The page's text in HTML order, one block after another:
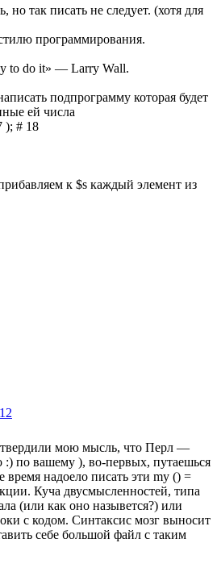
но так писать не следует. (хотя для
программирования.
to do it» — Larry Wall.
подпрограмму которая будет
ей числа
); # 18
к $s каждый элемент из
мою мысль, что Перл —
:) по вашему ), во-первых, путаешься
надоело писать эти my () =
Куча двусмысленностей, типа
(или как оно назывется?) или
с кодом. Синтаксис мозг выносит
себе большой файл с таким